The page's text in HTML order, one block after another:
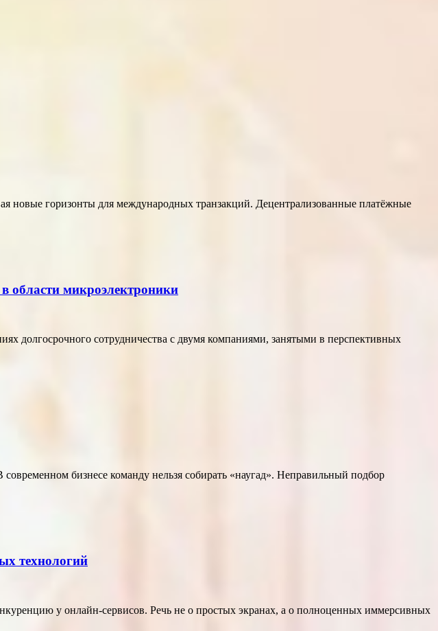
новые горизонты для международных транзакций. Децентрализованные платёжные
области микроэлектроники
долгосрочного сотрудничества с двумя компаниями, занятыми в перспективных
бизнесе команду нельзя собирать «наугад». Неправильный подбор
технологий
у онлайн-сервисов. Речь не о простых экранах, а о полноценных иммерсивных